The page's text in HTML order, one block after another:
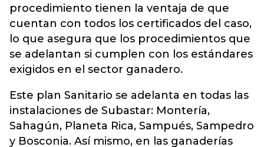
procedimiento tienen la ventaja de que
cuentan con todos los certificados del caso,
lo que asegura que los procedimientos que
se adelantan si cumplen con los estándares
exigidos en el sector ganadero.
Este plan Sanitario se adelanta en todas las
instalaciones de Subastar: Montería,
Sahagún, Planeta Rica, Sampués, Sampedro
y Bosconia. Así mismo, en las ganaderías